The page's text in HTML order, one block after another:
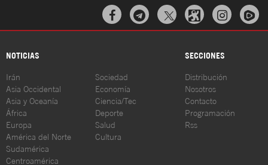
  
NOTICIAS SECCIONES
Irán
Asia Occidental
Asia y Oceanía
África
Europa
América del Norte
Sudamérica
Centroamérica
Sociedad
Economía
Ciencia/Tec
Deporte
Salud
Cultura
Distribución
Nosotros
Contacto
Programación
Rss